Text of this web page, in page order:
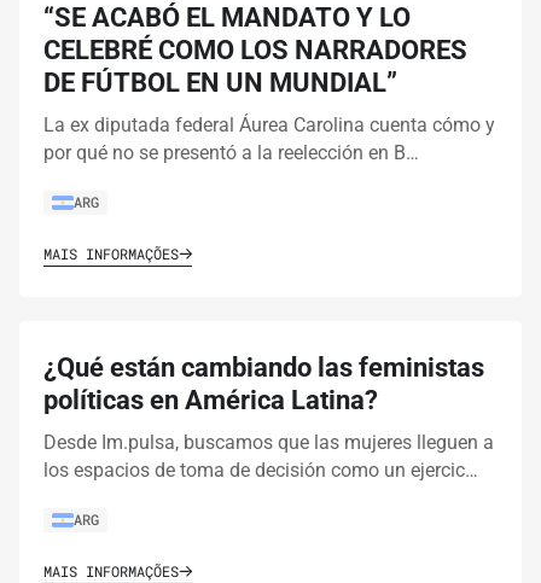
“SE ACABÓ EL MANDATO Y LO
CELEBRÉ COMO LOS NARRADORES
DE FÚTBOL EN UN MUNDIAL”
La ex diputada federal Áurea Carolina cuenta cómo y
por qué no se presentó a la reelección en B…
ARG
MAIS INFORMAÇÕES
¿Qué están cambiando las feministas
políticas en América Latina?
Desde Im.pulsa, buscamos que las mujeres lleguen a
los espacios de toma de decisión como un ejercic…
ARG
MAIS INFORMAÇÕES